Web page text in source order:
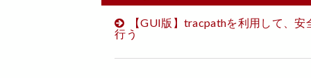
【GUI版】tracpathを利用して、
行う